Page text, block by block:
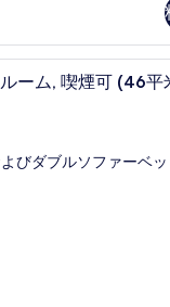
デスク、ノート
ーム, 喫煙可 (46平
びダブルソファーベッ